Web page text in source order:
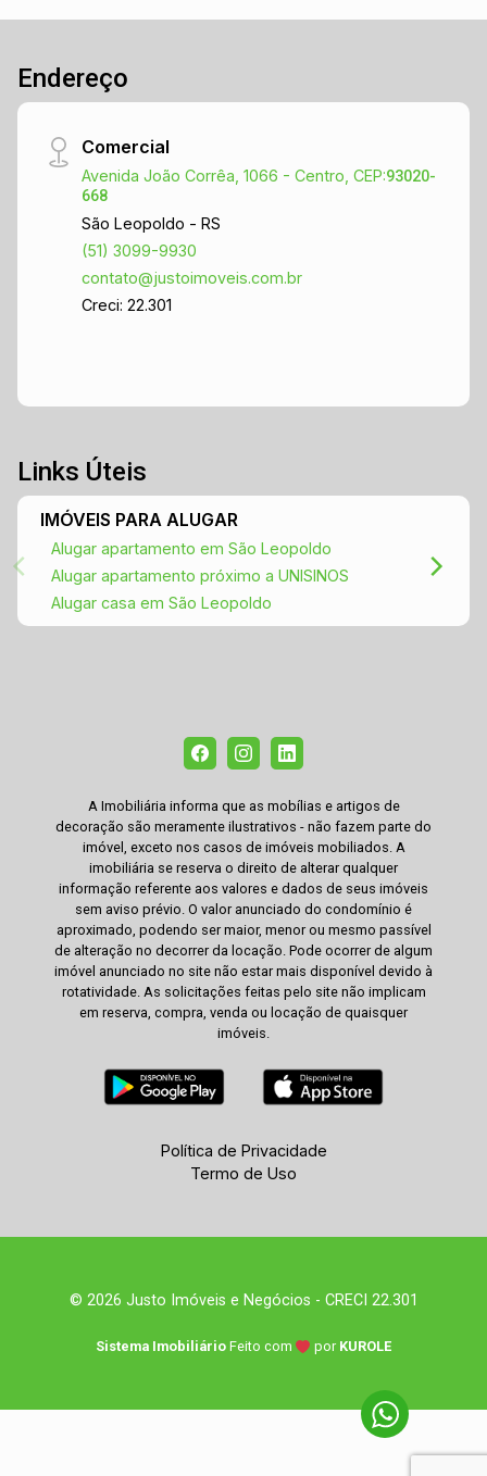
Endereço
Comercial
Avenida João Corrêa, 1066 - Centro, CEP:93020-
668
São Leopoldo - RS
(51) 3099-9930
contato@justoimoveis.com.br
Creci: 22.301
Links Úteis
IMÓVEIS PARA ALUGAR
Alugar apartamento em São Leopoldo
Alugar apartamento próximo a UNISINOS
Alugar casa em São Leopoldo
A Imobiliária informa que as mobílias e artigos de
decoração são meramente ilustrativos - não fazem parte do
imóvel, exceto nos casos de imóveis mobiliados. A
imobiliária se reserva o direito de alterar qualquer
informação referente aos valores e dados de seus imóveis
sem aviso prévio. O valor anunciado do condomínio é
aproximado, podendo ser maior, menor ou mesmo passível
de alteração no decorrer da locação. Pode ocorrer de algum
imóvel anunciado no site não estar mais disponível devido à
rotatividade. As solicitações feitas pelo site não implicam
em reserva, compra, venda ou locação de quaisquer
imóveis.
Política de Privacidade
Termo de Uso
© 2026 Justo Imóveis e Negócios - CRECI 22.301
Sistema Imobiliário Feito com por KUROLE